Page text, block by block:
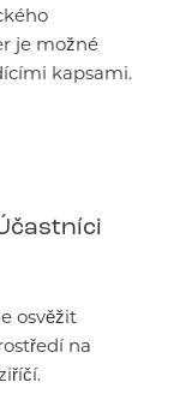
je možné
kapsami.
osvěžit
na